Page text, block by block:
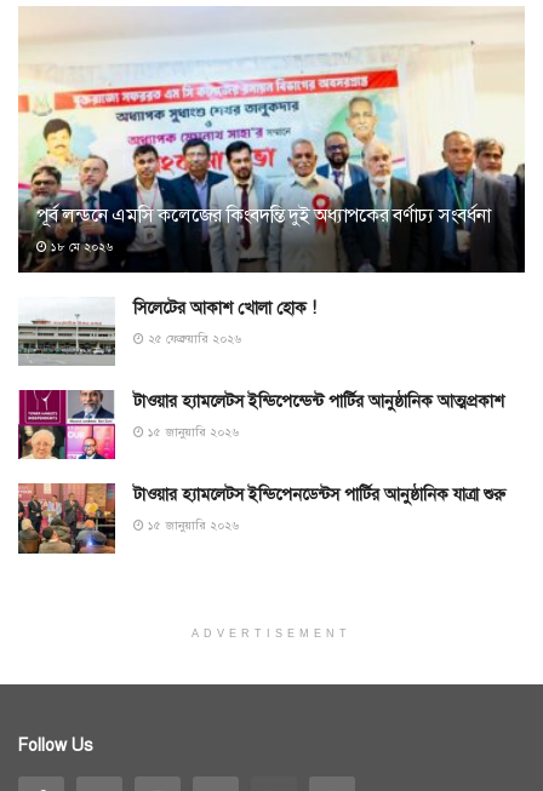
পূর্ব লন্ডনে এমসি কলেজের কিংবদন্তি দুই অধ্যাপকের বর্ণাঢ্য সংবর্ধনা
১৮ মে ২০২৬
সিলেটের আকাশ খোলা হোক !
২৫ ফেব্রুয়ারি ২০২৬
টাওয়ার হ্যামলেটস ইন্ডিপেন্ডেন্ট পার্টির আনুষ্ঠানিক আত্মপ্রকাশ
১৫ জানুয়ারি ২০২৬
টাওয়ার হ্যামলেটস ইন্ডিপেনডেন্টস পার্টির আনুষ্ঠানিক যাত্রা শুরু
১৫ জানুয়ারি ২০২৬
ADVERTISEMENT
Follow Us